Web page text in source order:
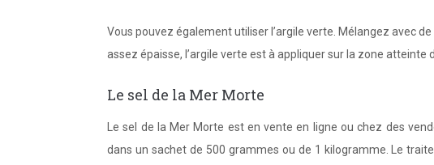
Vous pouvez également utiliser l’argile verte. Mélangez avec
assez épaisse, l’argile verte est à appliquer sur la zone atteinte
Le sel de la Mer Morte
Le sel de la Mer Morte est en vente en ligne ou chez des
dans un sachet de 500 grammes ou de 1 kilogramme. Le